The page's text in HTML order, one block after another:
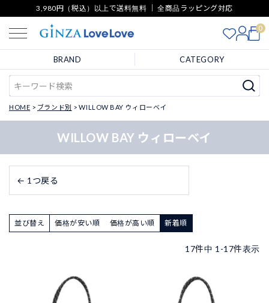
3,980円（税込）以上で送料無料 ｜ 全商品ラッピング対応
0
BRAND CATEGORY
HOME ブランド別 WILLOW BAY ウィローベイ
WILLOW BAY ウィローベイ
← 1つ戻る
並び替え 価格が安い順 価格が高い順 新着順
17件中 1 -17件表示